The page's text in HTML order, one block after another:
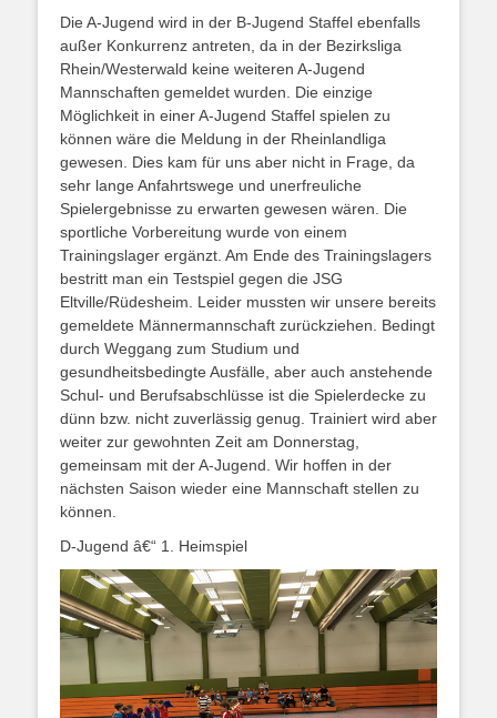
Die A-Jugend wird in der B-Jugend Staffel ebenfalls
außer Konkurrenz antreten, da in der Bezirksliga
Rhein/Westerwald keine weiteren A-Jugend
Mannschaften gemeldet wurden. Die einzige
Möglichkeit in einer A-Jugend Staffel spielen zu
können wäre die Meldung in der Rheinlandliga
gewesen. Dies kam für uns aber nicht in Frage, da
sehr lange Anfahrtswege und unerfreuliche
Spielergebnisse zu erwarten gewesen wären. Die
sportliche Vorbereitung wurde von einem
Trainingslager ergänzt. Am Ende des Trainingslagers
bestritt man ein Testspiel gegen die JSG
Eltville/Rüdesheim. Leider mussten wir unsere bereits
gemeldete Männermannschaft zurückziehen. Bedingt
durch Weggang zum Studium und
gesundheitsbedingte Ausfälle, aber auch anstehende
Schul- und Berufsabschlüsse ist die Spielerdecke zu
dünn bzw. nicht zuverlässig genug. Trainiert wird aber
weiter zur gewohnten Zeit am Donnerstag,
gemeinsam mit der A-Jugend. Wir hoffen in der
nächsten Saison wieder eine Mannschaft stellen zu
können.
D-Jugend â€“ 1. Heimspiel